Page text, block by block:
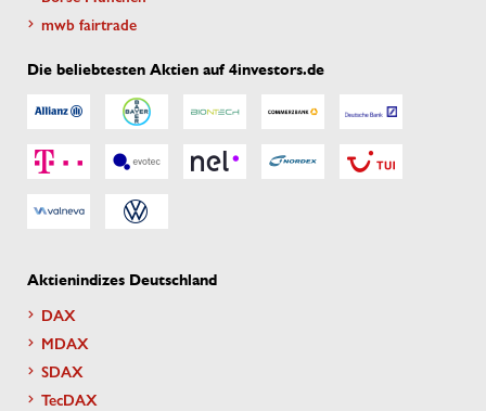
mwb fairtrade
Die beliebtesten Aktien auf 4investors.de
Aktienindizes Deutschland
DAX
MDAX
SDAX
TecDAX